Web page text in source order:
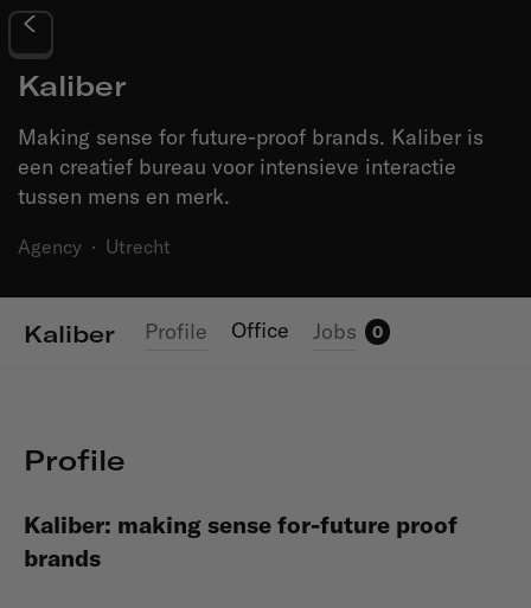
Kaliber
Making sense for future-proof brands. Kaliber is
een creatief bureau voor intensieve interactie
tussen mens en merk.
Agency · Utrecht
Kaliber Profile Office Jobs 0
Profile
Kaliber: making sense for-future proof
brands